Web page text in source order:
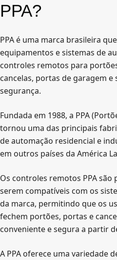
PPA?
PPA é uma marca brasileira
equipamentos e sistemas de
controles remotos para
cancelas, portas de garagem e
segurança.
Fundada em 1988, a PPA
tornou uma das principais
de automação residencial e
em outros países da América
Os controles remotos PPA são
serem compatíveis com os
da marca, permitindo que os
fechem portões, portas e
conveniente e segura a partir
A PPA oferece uma variedade